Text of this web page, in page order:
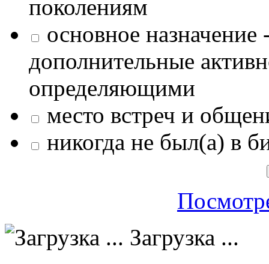
поколениям
основное назначение
дополнительные
определяющими
место встреч и
никогда не был(а) в
Загрузка ...